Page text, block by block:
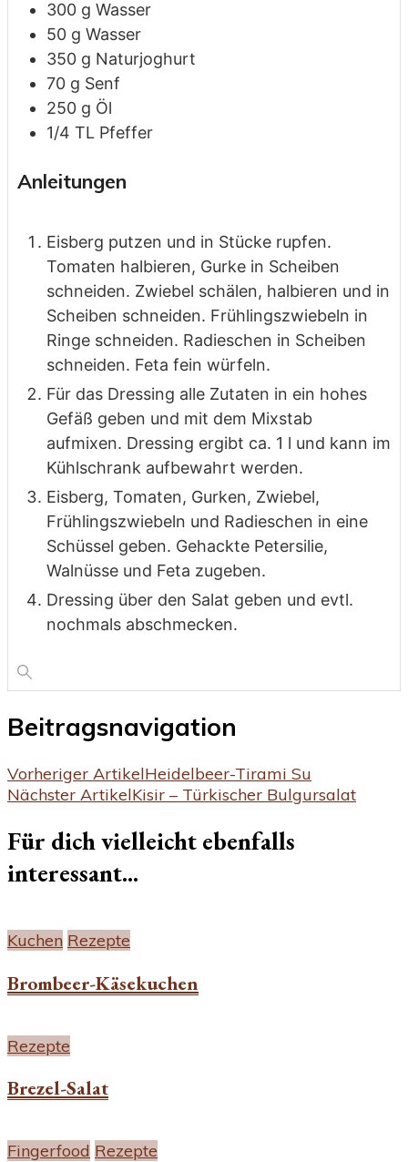
300 g Wasser
50 g Wasser
350 g Naturjoghurt
70 g Senf
250 g Öl
1/4 TL Pfeffer
Anleitungen
Eisberg putzen und in Stücke rupfen.
Tomaten halbieren, Gurke in Scheiben
schneiden. Zwiebel schälen, halbieren und in
Scheiben schneiden. Frühlingszwiebeln in
Ringe schneiden. Radieschen in Scheiben
schneiden. Feta fein würfeln.
Für das Dressing alle Zutaten in ein hohes
Gefäß geben und mit dem Mixstab
aufmixen. Dressing ergibt ca. 1 l und kann im
Kühlschrank aufbewahrt werden.
Eisberg, Tomaten, Gurken, Zwiebel,
Frühlingszwiebeln und Radieschen in eine
Schüssel geben. Gehackte Petersilie,
Walnüsse und Feta zugeben.
Dressing über den Salat geben und evtl.
nochmals abschmecken.
Beitragsnavigation
Vorheriger ArtikelHeidelbeer-Tirami Su
Nächster ArtikelKisir – Türkischer Bulgursalat
Für dich vielleicht ebenfalls
interessant...
Kuchen Rezepte
Brombeer-Käsekuchen
Rezepte
Brezel-Salat
Fingerfood Rezepte